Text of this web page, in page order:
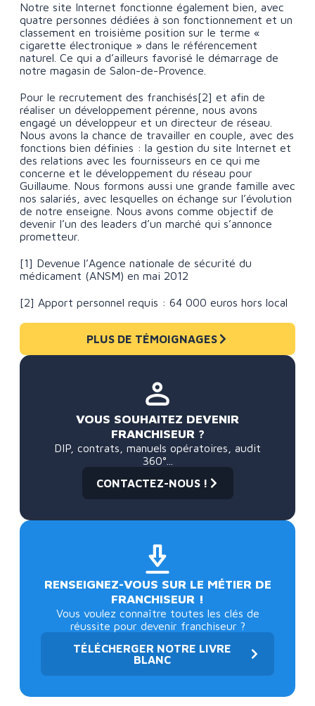
Notre site Internet fonctionne également bien, avec
quatre personnes dédiées à son fonctionnement et un
classement en troisième position sur le terme «
cigarette électronique » dans le référencement
naturel. Ce qui a d’ailleurs favorisé le démarrage de
notre magasin de Salon-de-Provence.
Pour le recrutement des franchisés[2] et afin de
réaliser un développement pérenne, nous avons
engagé un développeur et un directeur de réseau.
Nous avons la chance de travailler en couple, avec des
fonctions bien définies : la gestion du site Internet et
des relations avec les fournisseurs en ce qui me
concerne et le développement du réseau pour
Guillaume. Nous formons aussi une grande famille avec
nos salariés, avec lesquelles on échange sur l’évolution
de notre enseigne. Nous avons comme objectif de
devenir l’un des leaders d’un marché qui s’annonce
prometteur.
[1] Devenue l’Agence nationale de sécurité du
médicament (ANSM) en mai 2012
[2] Apport personnel requis : 64 000 euros hors local
PLUS DE TÉMOIGNAGES
VOUS SOUHAITEZ DEVENIR
FRANCHISEUR ?
DIP, contrats, manuels opératoires, audit
360°...
CONTACTEZ-NOUS !
RENSEIGNEZ-VOUS SUR LE MÉTIER DE
FRANCHISEUR !
Vous voulez connaître toutes les clés de
réussite pour devenir franchiseur ?
TÉLÉCHERGER NOTRE LIVRE
BLANC